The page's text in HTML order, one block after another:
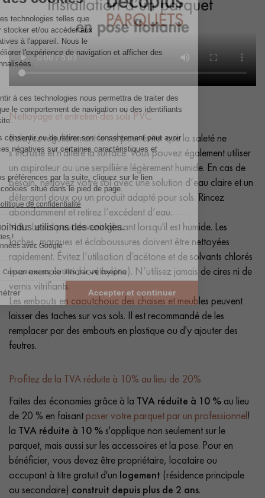
Nettoyage et entretien des sols PVC
Balayez régulièrement le sol pour éviter que la saleté ne
s’incruste et n’altère la surface. Vous pouvez également utiliser
un aspirateur ou une serpillière légèrement humide. En cas de
besoin, nettoyez votre sol avec une solution d’eau claire et un
détergent doux ou un produit adapté pour sols. Rincez
abondamment et retirez l’excédent d’eau.
N.B.:Le sol peut devenir glissant lorsqu'il est humide. Les
taches, marques et éclaboussures doivent être nettoyées
rapidement. Évitez l’utilisation d’acétone et de solvants chlorés
(par exemple : trichloréthylène). N’utilisez jamais de cires ni de
vernis vitrifiants.
Les embouts en caoutchouc des chaises et meubles peuvent
laisser des taches sur vos sols. Il est recommandé de les
remplacer par des embouts en plastique ou d'y ajouter des
feutres.
Profitez de la TVA réduite à 10% au lieu de 20%
Faites des économies grâce à la TVA réduite à 10 % au lieu
de 20 % en faisant poser votre parquet par un professionnel!
la TVA réduite à 10 %s'applique non seulement sur le
parquet, mais aussi sur les accessoires et la pose. Pour en
bénéficier, vous devez être propriétaire, locataire ou
occupant à titre gratuit d'un logement (résidence principale
ou secondaire) construit depuis plus de 2 ans.